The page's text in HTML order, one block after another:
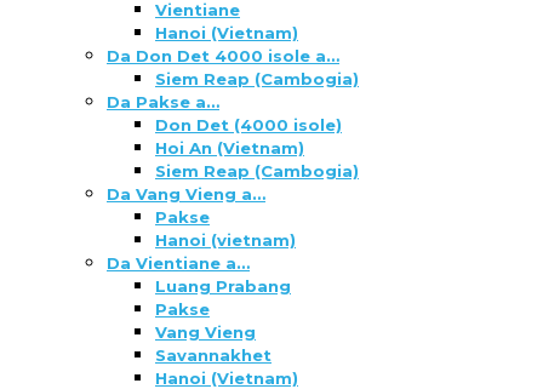
Vientiane
Hanoi (Vietnam)
Da Don Det 4000 isole a…
Siem Reap (Cambogia)
Da Pakse a…
Don Det (4000 isole)
Hoi An (Vietnam)
Siem Reap (Cambogia)
Da Vang Vieng a…
Pakse
Hanoi (vietnam)
Da Vientiane a…
Luang Prabang
Pakse
Vang Vieng
Savannakhet
Hanoi (Vietnam)